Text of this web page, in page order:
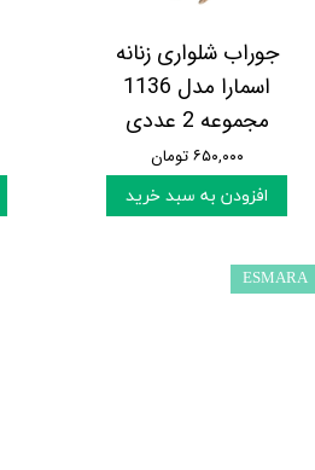
جوراب شلواری زنانه
اسمارا مدل 1136
مجموعه 2 عددی
۶۵۰,۰۰۰ تومان
افزودن به سبد خرید
ESMARA